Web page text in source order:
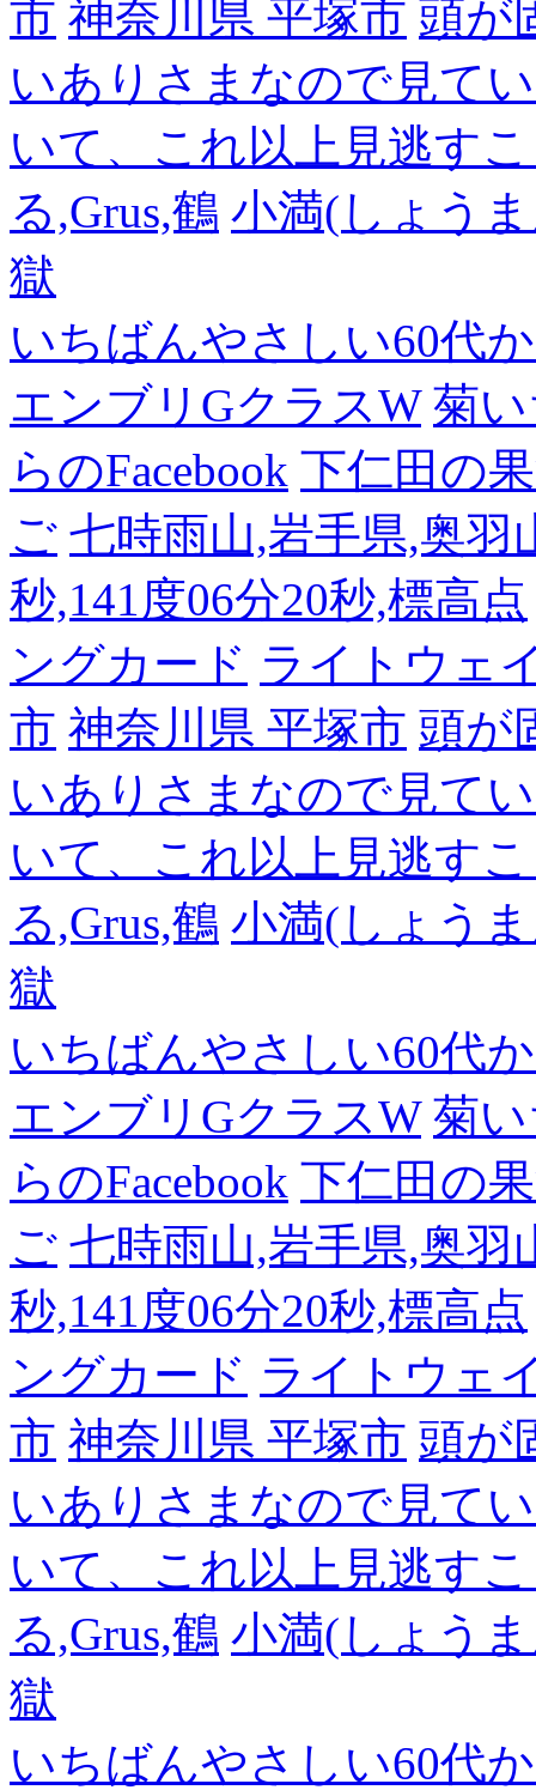
市 神奈川県 平塚市 頭が
いありさまなので見て
いて、これ以上見逃す
る,Grus,鶴 小満(しょう
獄
いちばんやさしい60代
エンブリGクラスW 菊
らのFacebook 下仁田の
ご 七時雨山,岩手県,奥羽
秒,141度06分20秒,標高点
ングカード ライトウェ
市 神奈川県 平塚市 頭が
いありさまなので見て
いて、これ以上見逃す
る,Grus,鶴 小満(しょう
獄
いちばんやさしい60代
エンブリGクラスW 菊
らのFacebook 下仁田の
ご 七時雨山,岩手県,奥羽
秒,141度06分20秒,標高点
ングカード ライトウェ
市 神奈川県 平塚市 頭が
いありさまなので見て
いて、これ以上見逃す
る,Grus,鶴 小満(しょう
獄
いちばんやさしい60代